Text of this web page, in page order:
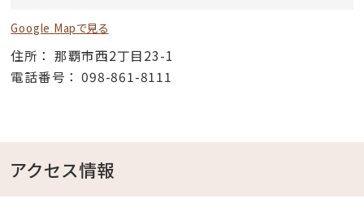
Google Mapで見る
住所
那覇市西2丁目23-1
電話番号
098-861-8111
アクセス情報